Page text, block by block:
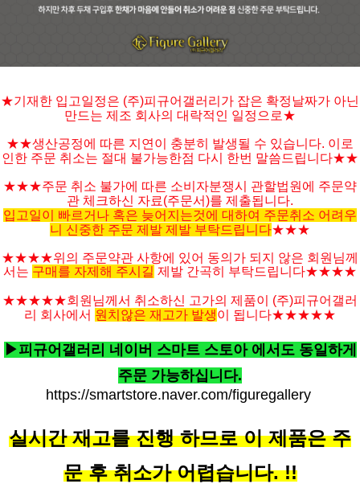
★기재한 입고일정은 (주)피규어갤러리가 잡은 확정날짜가 아닌
만드는 제조 회사의 대락적인 일정으로★
★★생산공정에 따른 지연이 충분히 발생될 수 있습니다. 이로
인한 주문 취소는 절대 불가능한점 다시 한번 말씀드립니다★★
★★★주문 취소 불가에 따른 소비자분쟁시 관할법원에 주문약
관 체크하신 자료(주문서)를 제출됩니다.
입고일이 빠르거나 혹은 늦어지는것에 대하여 주문취소 어려우
니 신중한 주문 제발 제발 부탁드립니다★★★
★★★★위의 주문약관 사항에 있어 동의가 되지 않은 회원님께
서는 구매를 자제해 주시길 제발 간곡히 부탁드립니다★★★★
★★★★★회원님께서 취소하신 고가의 제품이 (주)피규어갤러
리 회사에서 원치않은 재고가 발생이 됩니다★★★★★
▶피규어갤러리 네이버 스마트 스토아 에서도 동일하게
주문 가능하십니다.
https://smartstore.naver.com/figuregallery
실시간 재고를 진행 하므로 이 제품은 주
문 후 취소가 어렵습니다. !!